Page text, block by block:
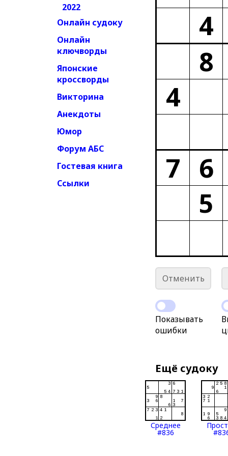
2022
Онлайн судоку
Онлайн
ключворды
Японские
кроссворды
Викторина
Анекдоты
Юмор
Форум АБС
Гостевая книга
Ссылки
4
8
4
7 6
5
Отменить
Показывать
ошибки
Ещё судоку
Среднее
#836